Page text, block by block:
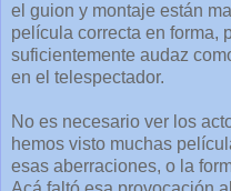
el guion y montaje están
película correcta en forma,
suficientemente audaz
en el telespectador.
No es necesario ver los
hemos visto muchas
esas aberraciones, o la